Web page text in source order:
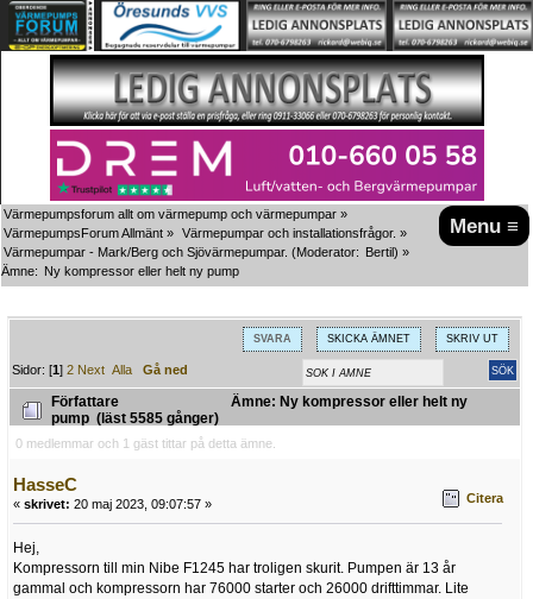
Menu ≡
Värmepumpsforum allt om värmepump och värmepumpar »
VärmepumpsForum Allmänt » Värmepumpar och installationsfrågor. »
Värmepumpar - Mark/Berg och Sjövärmepumpar. (Moderator: Bertil) »
Ämne: Ny kompressor eller helt ny pump
SVARA SKICKA ÄMNET SKRIV UT
Sidor: [1]2 Next Alla Gå ned
Författare
Ämne: Ny kompressor eller helt ny
pump (läst 5585 gånger)
0 medlemmar och 1 gäst tittar på detta ämne.
HasseC
« skrivet: 20 maj 2023, 09:07:57 » Citera
Hej,
Kompressorn till min Nibe F1245 har troligen skurit. Pumpen är 13 år
gammal och kompressorn har 76000 starter och 26000 drifttimmar. Lite